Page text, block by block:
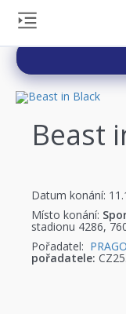
Beast
Datum konání:
Místo konání:
stadionu 4286,
Pořadatel:
pořadatele: